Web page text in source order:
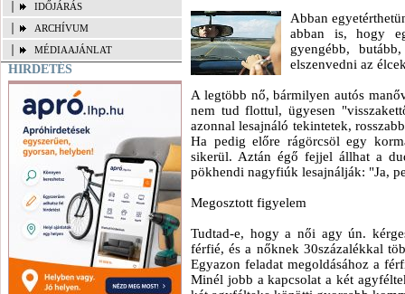
IDŐJÁRÁS
ARCHÍVUM
MÉDIAAJÁNLAT
HIRDETÉS
Abban
abban is, hogy
gyengébb,
elszenvedni az
A legtöbb nő, bármilyen autós
nem tud flottul, ügyesen
azonnal lesajnáló tekintetek,
Ha pedig előre rágörcsöl egy
sikerül. Aztán égő fejjel állhat a
pökhendi nagyfiúk lesajnálják: "Ja,
Megosztott figyelem
Tudtad-e, hogy a női agy ún.
férfié, és a nőknek 30százalékkal
Egyazon feladat megoldásához a
Minél jobb a kapcsolat a két